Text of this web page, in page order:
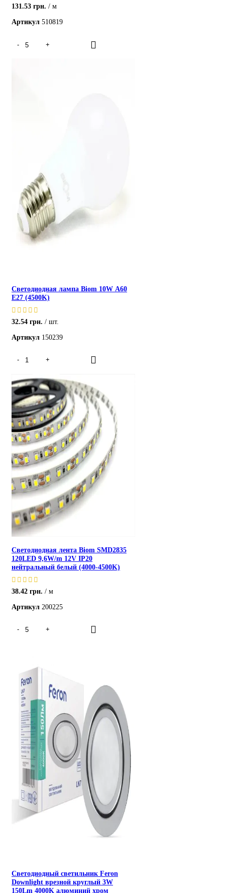
131.53 грн.
м
Артикул 510819
Светодиодная лампа Biom 10W А60
E27 (4500K)
32.54 грн.
шт.
Артикул 150239
Светодиодная лента Biom SMD2835
120LED 9,6W/m 12V IP20
нейтральный белый (4000-4500K)
38.42 грн.
м
Артикул 200225
Светодиодный светильник Feron
Downlight врезной круглый 3W
150Lm 4000K алюминий хром